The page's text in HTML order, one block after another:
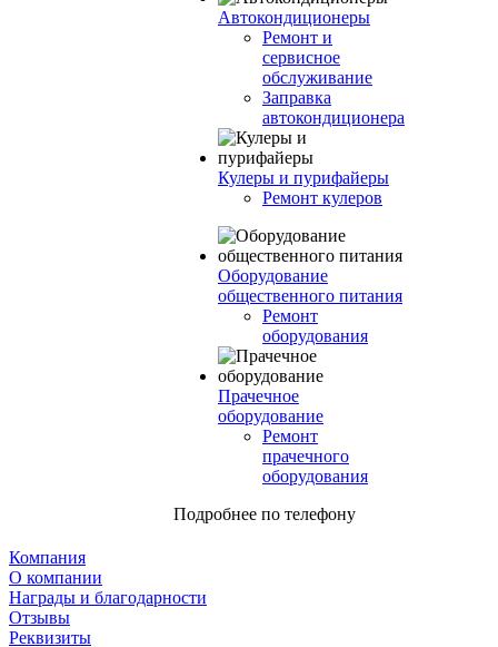
Автокондиционеры
Ремонт и
сервисное
обслуживание
Заправка
автокондиционера
Кулеры и пурифайеры
Ремонт кулеров
Оборудование
общественного питания
Ремонт
оборудования
Прачечное
оборудование
Ремонт
прачечного
оборудования
Подробнее по телефону
Компания
О компании
Награды и благодарности
Отзывы
Реквизиты